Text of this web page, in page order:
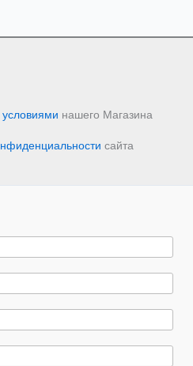
нашего Магазина
сайта